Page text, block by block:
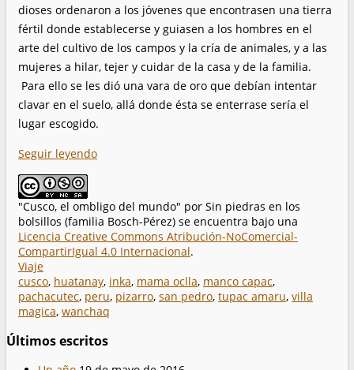
dioses ordenaron a los jóvenes que encontrasen una tierra
fértil donde establecerse y guiasen a los hombres en el
arte del cultivo de los campos y la cría de animales, y a las
mujeres a hilar, tejer y cuidar de la casa y de la familia.
Para ello se les dió una vara de oro que debían intentar
clavar en el suelo, allá donde ésta se enterrase sería el
lugar escogido.
Seguir leyendo
"Cusco, el ombligo del mundo" por Sin piedras en los
bolsillos (familia Bosch-Pérez) se encuentra bajo una
Licencia Creative Commons Atribución-NoComercial-
CompartirIgual 4.0 Internacional.
Viaje
cusco, huatanay, inka, mama oclla, manco capac,
pachacutec, peru, pizarro, san pedro, tupac amaru, villa
magica, wanchaq
Últimos escritos